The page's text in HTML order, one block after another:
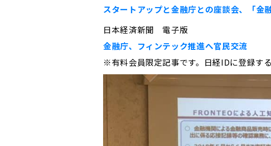
スタートアップと金融庁との座談会、「
日本経済新聞 電子版
金融庁、フィンテック推進へ官民交流
※有料会員限定記事です。日経IDに登録す